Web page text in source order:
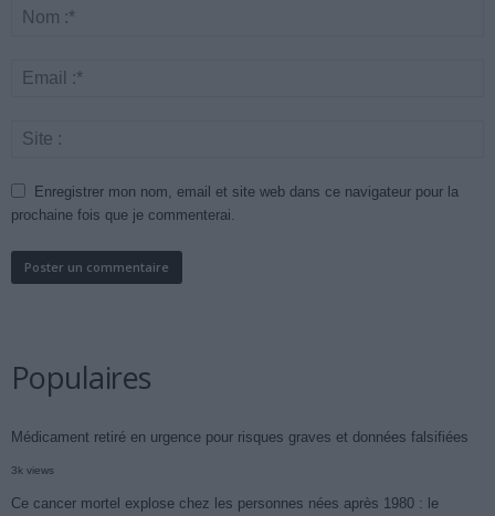
Enregistrer mon nom, email et site web dans ce navigateur pour la
prochaine fois que je commenterai.
Populaires
Médicament retiré en urgence pour risques graves et données falsifiées
3k views
Ce cancer mortel explose chez les personnes nées après 1980 : le